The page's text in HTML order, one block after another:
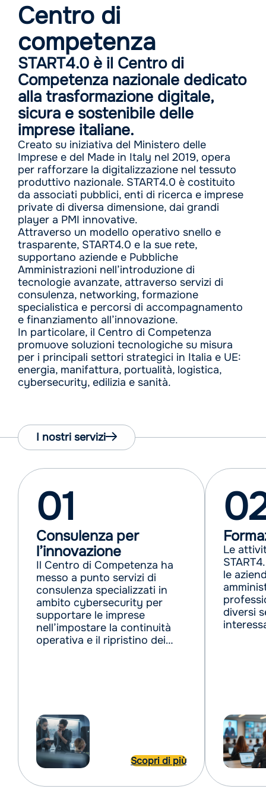
Centro di
competenza
START4.0 è il Centro di
Competenza nazionale dedicato
alla trasformazione digitale,
sicura e sostenibile delle
imprese italiane.
Creato su iniziativa del Ministero delle
Imprese e del Made in Italy nel 2019, opera
per rafforzare la digitalizzazione nel tessuto
produttivo nazionale. START4.0 è costituito
da associati pubblici, enti di ricerca e imprese
private di diversa dimensione, dai grandi
player a PMI innovative.
Attraverso un modello operativo snello e
trasparente, START4.0 e la sue rete,
supportano aziende e Pubbliche
Amministrazioni nell’introduzione di
tecnologie avanzate, attraverso servizi di
consulenza, networking, formazione
specialistica e percorsi di accompagnamento
e finanziamento all’innovazione.
In particolare, il Centro di Competenza
promuove soluzioni tecnologiche su misura
per i principali settori strategici in Italia e UE:
energia, manifattura, portualità, logistica,
cybersecurity, edilizia e sanità.
I nostri servizi
01
Consulenza per
l’innovazione
Il Centro di Competenza ha
messo a punto servizi di
consulenza specializzati in
ambito cybersecurity per
supportare le imprese
nell’impostare la continuità
operativa e il ripristino dei
imprese alla completa
comprensione e rilevamento
del proprio perimetro cyber-
fisico fino all’analisi completa
della postura e dellaScopri di più
Le
le
diver­si